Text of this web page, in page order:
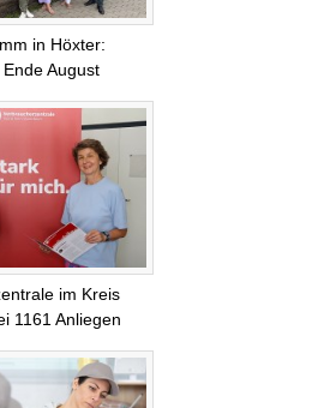
in Höxter:
August
im Kreis
1161 Anliegen